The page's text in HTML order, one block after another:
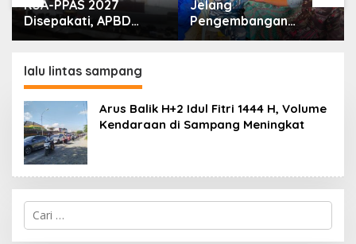
KUA-PPAS 2027
Disepakati, APBD
Sampang Defisit Rp
Jelang
Pengembangan
Lapangan Hidayah,
lalu lintas sampang
Arus Balik H+2 Idul Fitri 1444 H, Volume
Kendaraan di Sampang Meningkat
Cari
untuk: